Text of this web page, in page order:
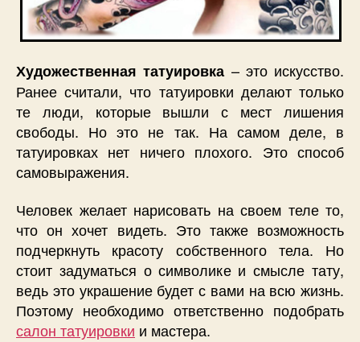
Художественная татуировка – это искусство.
Ранее считали, что татуировки делают только
те люди, которые вышли с мест лишения
свободы. Но это не так. На самом деле, в
татуировках нет ничего плохого. Это способ
самовыражения.
Человек желает нарисовать на своем теле то,
что он хочет видеть. Это также возможность
подчеркнуть красоту собственного тела. Но
стоит задуматься о символике и смысле тату,
ведь это украшение будет с вами на всю жизнь.
Поэтому необходимо ответственно подобрать
салон татуировки и мастера.